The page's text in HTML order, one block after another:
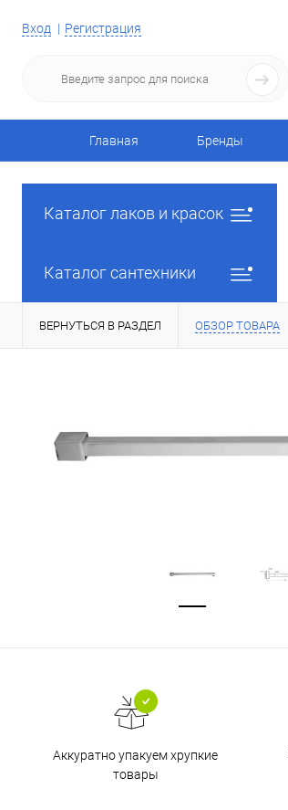
Вход Регистрация
Главная Бренды
Каталог лаков и красок
Каталог сантехники
ВЕРНУТЬСЯ В РАЗДЕЛ ОБЗОР ТОВАРА
Аккуратно упакуем хрупкие
товары